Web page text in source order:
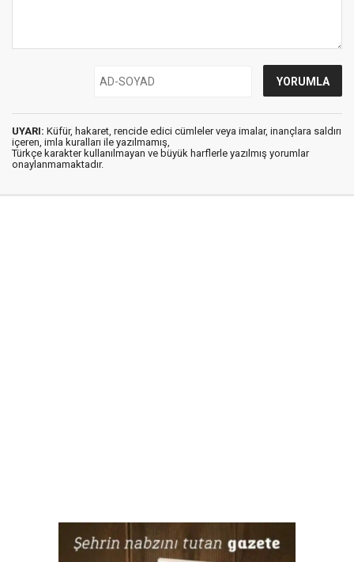
UYARI: Küfür, hakaret, rencide edici cümleler veya imalar, inançlara saldırı
içeren, imla kuralları ile yazılmamış,
Türkçe karakter kullanılmayan ve büyük harflerle yazılmış yorumlar
onaylanmamaktadır.